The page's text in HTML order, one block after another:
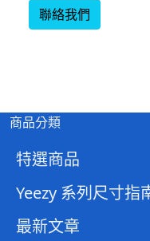
聯絡我們
商品分類
特選商品
Yeezy 系列尺寸指
最新文章